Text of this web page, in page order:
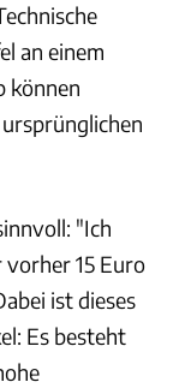
an einem
können
"Ich
vorher 15 Euro
ist dieses
Es besteht